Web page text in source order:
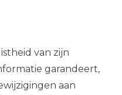
van zijn
garandeert,
aan